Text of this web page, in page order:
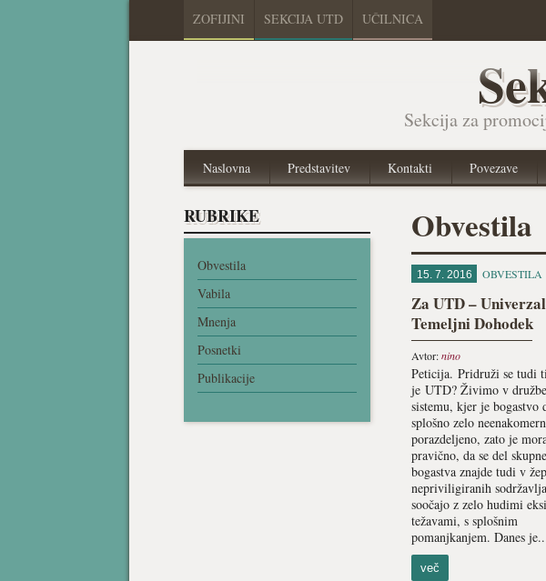
ZOFIJINI SEKCIJA UTD UČILNICA
Sekcija za
Naslovna Predstavitev Kontakti Povezave
RUBRIKE
Obvestila
Vabila
Mnenja
Posnetki
Publikacije
Obvestila
15. 7. 2016 OBVESTILA
Za UTD –
Temeljni Dohodek
Avtor:nino
Peticija. Pridruži se tudi
je UTD? Živimo v
sistemu, kjer je bogastvo
splošno zelo
porazdeljeno, zato je
pravično, da se del
bogastva znajde tudi v
nepriviligiranih
soočajo z zelo hudimi
težavami, s splošnim
pomanjkanjem. Danes
več